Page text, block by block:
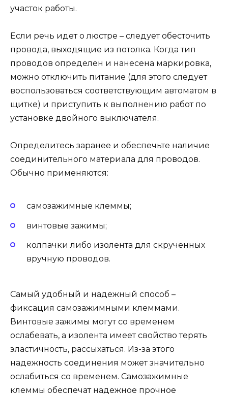
участок работы.
Если речь идет о люстре – следует обесточить
провода, выходящие из потолка. Когда тип
проводов определен и нанесена маркировка,
можно отключить питание (для этого следует
воспользоваться соответствующим автоматом в
щитке) и приступить к выполнению работ по
установке двойного выключателя.
Определитесь заранее и обеспечьте наличие
соединительного материала для проводов.
Обычно применяются:
самозажимные клеммы;
винтовые зажимы;
колпачки либо изолента для скрученных
вручную проводов.
Самый удобный и надежный способ –
фиксация самозажимными клеммами.
Винтовые зажимы могут со временем
ослабевать, а изолента имеет свойство терять
эластичность, рассыхаться. Из-за этого
надежность соединения может значительно
ослабиться со временем. Самозажимные
клеммы обеспечат надежное прочное